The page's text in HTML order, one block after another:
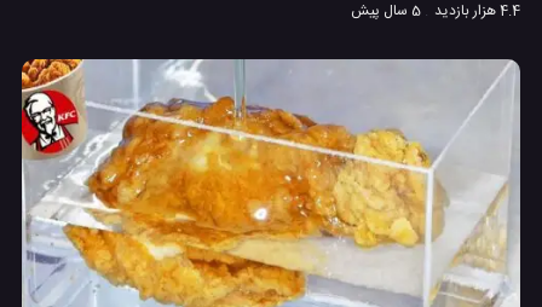
4.4 هزار بازدید 5 سال پیش